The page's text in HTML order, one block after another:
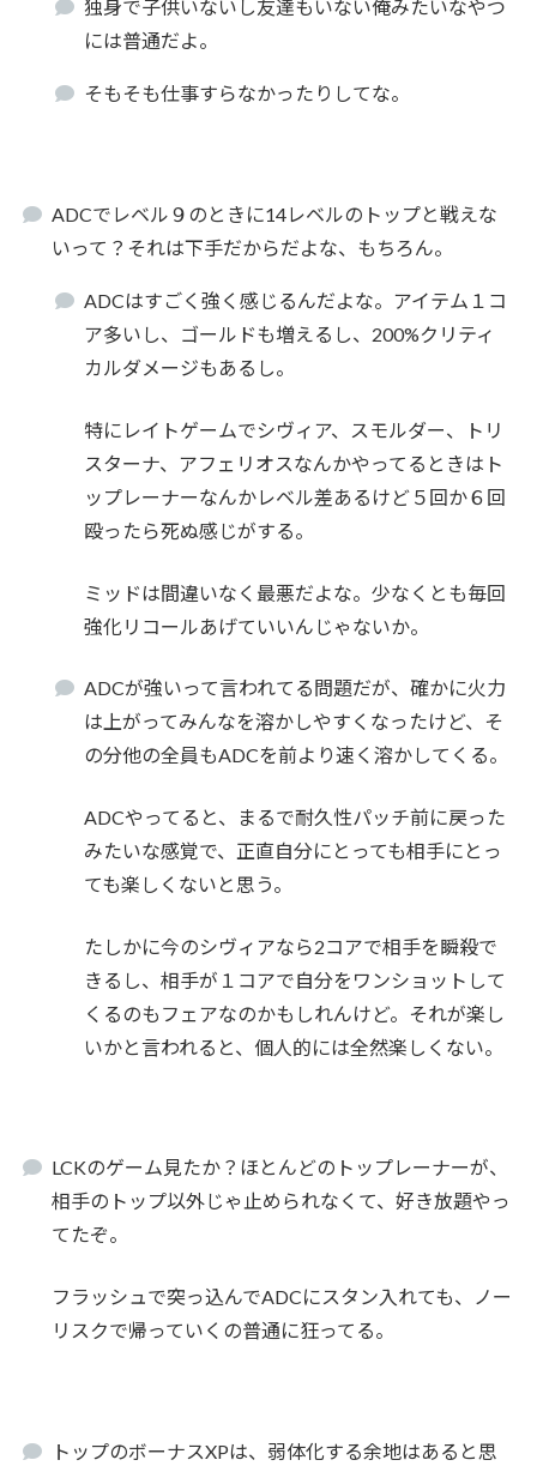
独身で子供いないし友達もいない俺みたいなやつ
には普通だよ。
そもそも仕事すらなかったりしてな。
ADCでレベル９のときに14レベルのトップと戦えな
いって？それは下手だからだよな、もちろん。
ADCはすごく強く感じるんだよな。アイテム１コ
ア多いし、ゴールドも増えるし、200%クリティ
カルダメージもあるし。
特にレイトゲームでシヴィア、スモルダー、トリ
スターナ、アフェリオスなんかやってるときはト
ップレーナーなんかレベル差あるけど５回か６回
殴ったら死ぬ感じがする。
ミッドは間違いなく最悪だよな。少なくとも毎回
強化リコールあげていいんじゃないか。
ADCが強いって言われてる問題だが、確かに火力
は上がってみんなを溶かしやすくなったけど、そ
の分他の全員もADCを前より速く溶かしてくる。
ADCやってると、まるで耐久性パッチ前に戻った
みたいな感覚で、正直自分にとっても相手にとっ
ても楽しくないと思う。
たしかに今のシヴィアなら2コアで相手を瞬殺で
きるし、相手が１コアで自分をワンショットして
くるのもフェアなのかもしれんけど。それが楽し
いかと言われると、個人的には全然楽しくない。
LCKのゲーム見たか？ほとんどのトップレーナーが、
相手のトップ以外じゃ止められなくて、好き放題やっ
てたぞ。
フラッシュで突っ込んでADCにスタン入れても、ノー
リスクで帰っていくの普通に狂ってる。
トップのボーナスXPは、弱体化する余地はあると思